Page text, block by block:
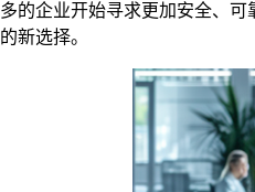
多的企业开始寻求更加安全、
的新选择。